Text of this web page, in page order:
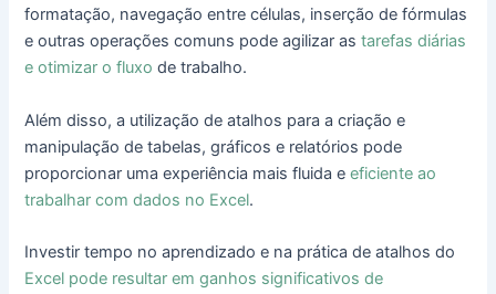
formatação, navegação entre células, inserção de fórmulas
e outras operações comuns pode agilizar astarefas diárias
e otimizar o fluxo de trabalho.
Além disso, a utilização de atalhos para a criação e
manipulação de tabelas, gráficos e relatórios pode
proporcionar uma experiência mais fluida eeficiente ao
trabalhar com dados no Excel.
Investir tempo no aprendizado e na prática de atalhos do
Excel pode resultar em ganhos significativos de